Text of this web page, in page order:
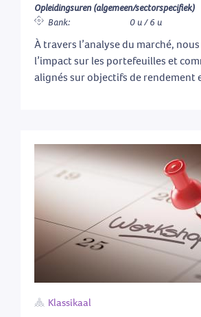
Opleidingsuren (algemeen/sectorspecifiek)
Bank:
0 u / 6 u
À travers l’analyse du marché,
l’impact sur les portefeuilles et
alignés sur objectifs de rendement
Klassikaal